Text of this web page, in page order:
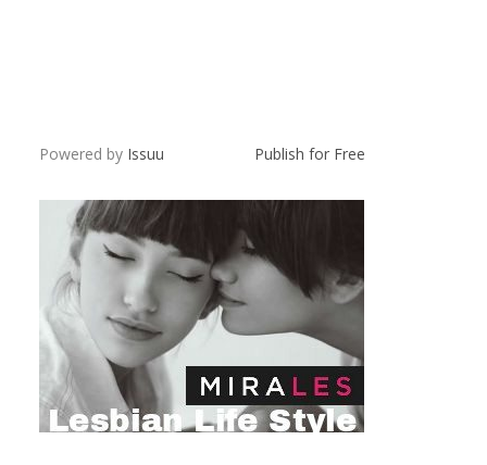
Powered by Issuu Publish for Free